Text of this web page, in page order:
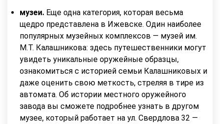
музеи. Еще одна категория, которая весьма
щедро представлена в Ижевске. Один наиболее
популярных музейных комплексов — музей им.
М.Т. Калашникова: здесь путешественники могут
увидеть уникальные оружейные образцы,
ознакомиться с историей семьи Калашниковых и
даже оценить свою меткость, стреляя в тире из
автомата. Об истории местного оружейного
завода вы сможете подробнее узнать в другом
музее, который работает на ул. Свердлова 32 —